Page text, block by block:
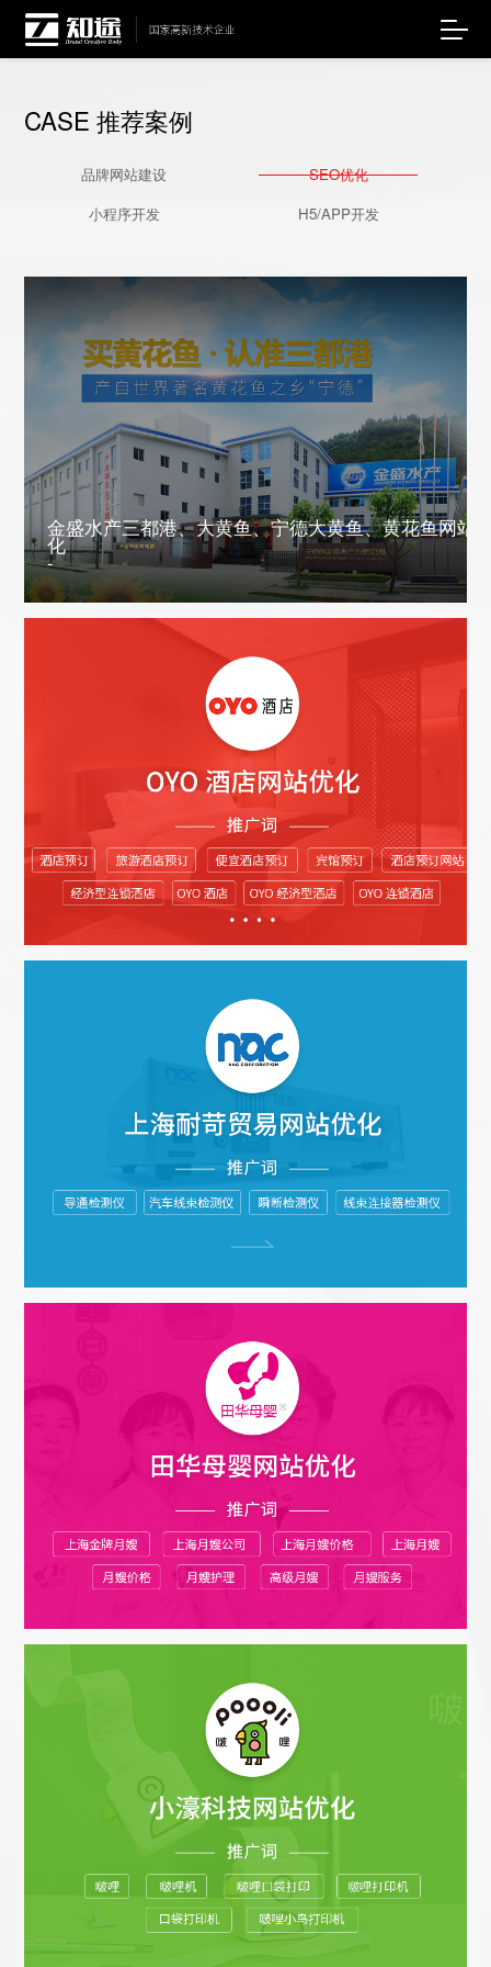
CASE 推荐案例
品牌网站建设
SEO优化
小程序开发
H5/APP开发
金盛水产三都港、大黄鱼、宁德大黄鱼、黄花鱼网站
化
-